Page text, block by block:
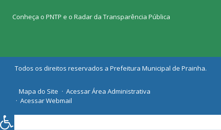
Conheça o PNTP e o Radar da Transparência Pública
Todos os direitos reservados a Prefeitura Municipal de Prainha.
Mapa do Site
Acessar Área Administrativa
Acessar Webmail